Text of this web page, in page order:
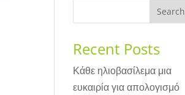
Recent Posts
Κάθε ηλιοβασίλεμα μια
ευκαιρία για απολογισμό